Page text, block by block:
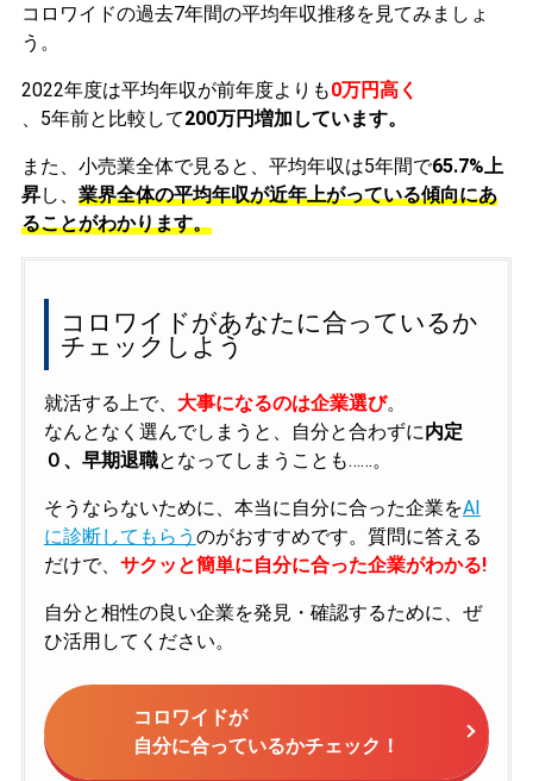
コロワイドの過去7年間の平均年収推移を見てみましょ
う。
2022年度は平均年収が前年度よりも0万円高く
、5年前と比較して200万円増加しています。
また、小売業全体で見ると、平均年収は5年間で65.7%上
昇し、 業界全体の平均年収が近年上がっている傾向にあ
ることがわかります。
コロワイドがあなたに合っているか
チェックしよう
就活する上で、 大事になるのは企業選び。
なんとなく選んでしまうと、自分と合わずに内定
０、早期退職となってしまうことも……。
そうならないために、本当に自分に合った企業をAI
に診断してもらう のがおすすめです。質問に答える
だけで、 サクッと簡単に自分に合った企業がわかる!
自分と相性の良い企業を発見・確認するために、ぜ
ひ活用してください。
コロワイドが
自分に合っているかチェック！